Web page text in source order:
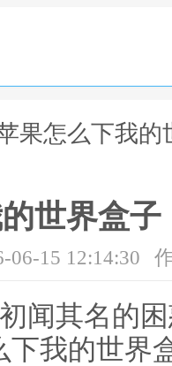
果怎么下我
世界盒
06-15 12:14:30
闻其名的
下我的世界